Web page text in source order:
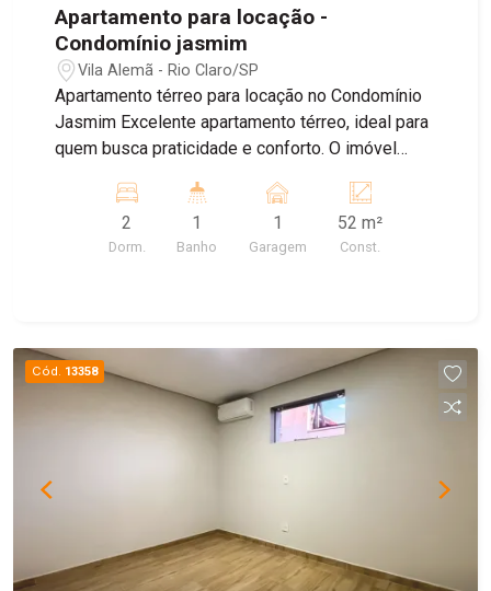
Apartamento para locação -
Condomínio jasmim
Vila Alemã - Rio Claro/SP
Apartamento térreo para locação no Condomínio
Jasmim Excelente apartamento térreo, ideal para
quem busca praticidade e conforto. O imóvel
armários planejados, banheiro com gabinete
planejado e box de vidro, sala de estar com
painel para TV e cozinha totalmente planejada,
tranquilo, com um ambiente moderno e bem
distribuído.
2
Dorm.
1
Banho
1
Garagem
52 m²
Const.
Cód. 13358